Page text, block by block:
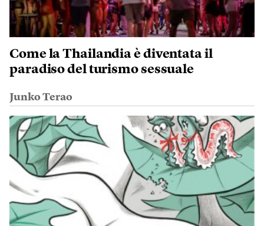
Come la Thailandia è diventata il
paradiso del turismo sessuale
Junko Terao